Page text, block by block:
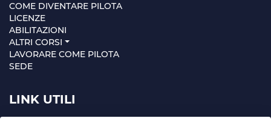
COME DIVENTARE PILOTA
LICENZE
ABILITAZIONI
ALTRI CORSI
LAVORARE COME PILOTA
SEDE
LINK UTILI